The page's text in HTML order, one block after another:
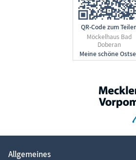
QR-Code zum
Möckelhaus Bad
Doberan
Allgemeines